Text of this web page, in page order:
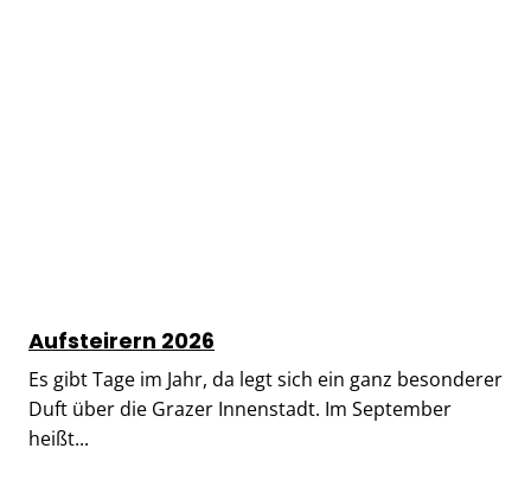
Aufsteirern 2026
Es gibt Tage im Jahr, da legt sich ein ganz besonderer
Duft über die Grazer Innenstadt. Im September
heißt...